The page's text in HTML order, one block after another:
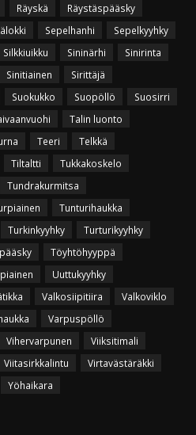
Räyskä
Räystäspääsky
Sepelhanhi
Sepelkyyhky
Silkkiuikku Sininärhi
Sinirinta
Sinitiainen
Sirittäjä
Suokukko Suopöllö
Suosirri
Talin luonto
Teeri
Telkkä
Tiltaltti
Tukkakoskelo
Tundrakurmitsa
Tunturihaukka
Turkinkyyhky
Turturikyyhky
Töyhtöhyyppä
Uuttukyyhky
Valkosiipitiira
Valkoviklo
Varpuspöllö
Vihervarpunen
Viiksitimali
Viitasirkkalintu
Virtavästäräkki
Yöhaikara